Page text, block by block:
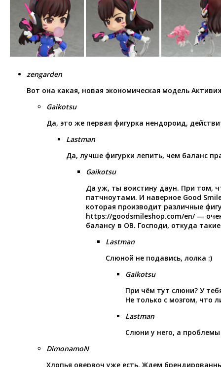
zengarden
Вот она какая, новая экономическая модель
Gaikotsu
Да, это же первая фигурка нендороид,
Lastman
Да, лучше фигурки лепить, чем баланс
Gaikotsu
Да уж, ты воистину даун. При том,
патчноутами. И наверное Good
которая производит различные
https://goodsmileshop.com/en/—
балансу в ОВ. Господи, откуда
Lastman
Слюной не подавись, лолка :)
Gaikotsu
При чём тут слюни? У
Не только с мозгом, что
Lastman
Слюни у него, а
DimonamoN
Хлопья овервоч уже есть. Ждем